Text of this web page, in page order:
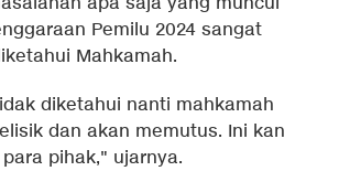
Pemilu 2024 sangat
Mahkamah.
diketahui nanti mahkamah
dan akan memutus. Ini kan
pihak," ujarnya.